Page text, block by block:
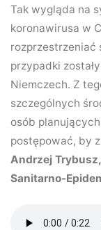
Tak wygląda na
koronawirusa w
rozprzestrzeniać
przypadki
Niemczech. Z
szczególnych
osób
postępować, by
Andrzej
Sanitarno-